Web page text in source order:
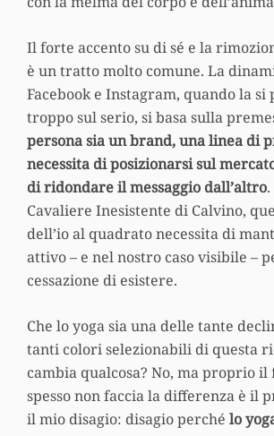
Il forte accento su di sé e la
è un tratto molto comune. La
Facebook e Instagram, quando la si
troppo sul serio, si basa sulla
persona sia un brand, una linea di
necessita di posizionarsi sul
di ridondare il messaggio dall’altro
Cavaliere Inesistente di Calvino,
dell’io al quadrato necessita di
attivo – e nel nostro caso visibile –
cessazione di esistere.
Che lo yoga sia una delle tante
tanti colori selezionabili di questa
cambia qualcosa? No, ma proprio il
spesso non faccia la differenza è il
il mio disagio: disagio perché lo